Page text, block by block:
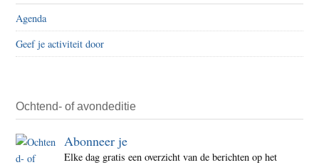
Agenda
Geef je activiteit door
Ochtend- of avondeditie
Abonneer je
Elke dag gratis een overzicht van de berichten op het